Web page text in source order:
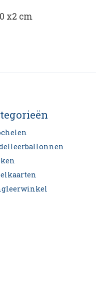
x2 cm